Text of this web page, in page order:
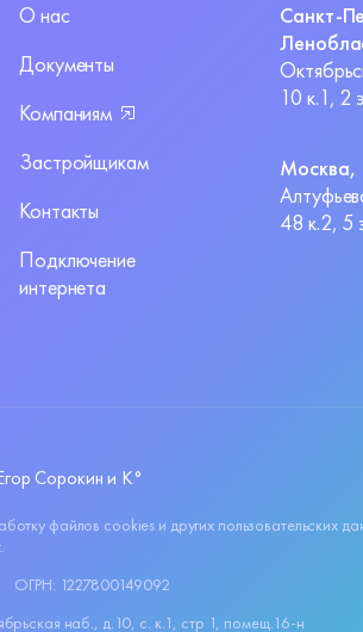
О нас
Документы
Компаниям
Застройщикам
Контакты
Подключение
интернета
Санкт-
10 к.1, 2
Москва,
48 к.2, 5
Сорокин и K°
файлов cookies и других пользовательских
ОГРН: 1227800149092
наб., д.10, c. к.1, стр 1, помещ.16-н